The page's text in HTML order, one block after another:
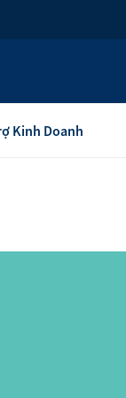
Kinh Doanh